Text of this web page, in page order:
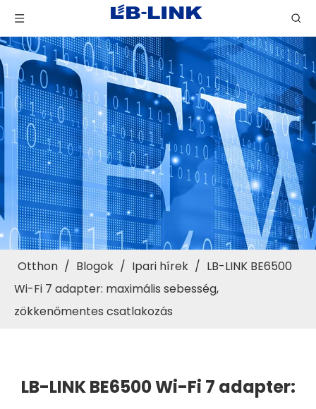
Otthon / Blogok / Ipari hírek / LB-LINK BE6500
Wi-Fi 7 adapter: maximális sebesség,
zökkenőmentes csatlakozás
LB-LINK BE6500 Wi-Fi 7 adapter: